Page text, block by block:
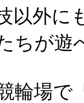
以外に
ちが遊
輪場で